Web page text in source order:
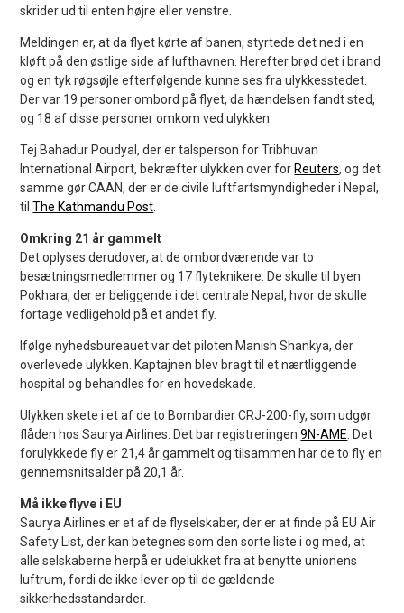
skrider ud til enten højre eller venstre.
Meldingen er, at da flyet kørte af banen, styrtede det ned i en
kløft på den østlige side af lufthavnen. Herefter brød det i brand
og en tyk røgsøjle efterfølgende kunne ses fra ulykkesstedet.
Der var 19 personer ombord på flyet, da hændelsen fandt sted,
og 18 af disse personer omkom ved ulykken.
Tej Bahadur Poudyal, der er talsperson for Tribhuvan
International Airport, bekræfter ulykken over for Reuters, og det
samme gør CAAN, der er de civile luftfartsmyndigheder i Nepal,
tilThe Kathmandu Post
Omkring 21 år gammelt
Det oplyses derudover, at de ombordværende var to
besætningsmedlemmer og 17 flyteknikere. De skulle til byen
Pokhara, der er beliggende i det centrale Nepal, hvor de skulle
fortage vedligehold på et andet fly.
Ifølge nyhedsbureauet var det piloten Manish Shankya, der
overlevede ulykken. Kaptajnen blev bragt til et nærtliggende
hospital og behandles for en hovedskade.
Ulykken skete i et af de to Bombardier CRJ-200-fly, som udgør
flåden hos Saurya Airlines. Det bar registreringen9N-AME . Det
forulykkede fly er 21,4 år gammelt og tilsammen har de to fly en
gennemsnitsalder på 20,1 år.
Må ikke flyve i EU
Saurya Airlines er et af de flyselskaber, der er at finde på EU Air
Safety List, der kan betegnes som den sorte liste i og med, at
alle selskaberne herpå er udelukket fra at benytte unionens
luftrum, fordi de ikke lever op til de gældende
sikkerhedsstandarder.